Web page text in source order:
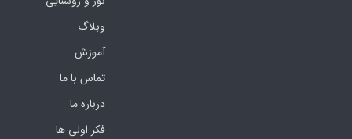
وبلاگ
آموزش
تماس با ما
درباره ما
فکر اولی ها